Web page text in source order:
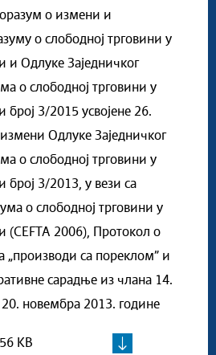
о измени и
о слободној трговини у
и Одлуке Заједничког
о слободној трговини у
број 3/2015 усвојене 26.
Одлуке Заједничког
о слободној трговини у
број 3/2013, у вези са
о слободној трговини у
(CEFTA 2006), Протокол о
„производи са пореклом” и
сарадње из члана 14.
20. новембра 2013. године
KB